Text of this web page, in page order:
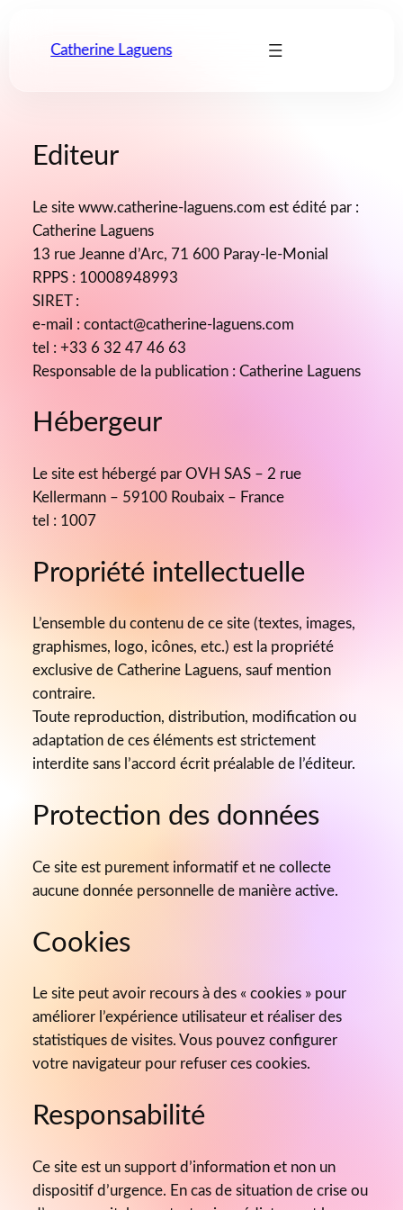
Catherine Laguens
Editeur
Le site www.catherine-laguens.com est édité par
:
Catherine Laguens
13 rue Jeanne d’Arc, 71 600 Paray-le-Monial
RPPS : 10008948993
SIRET :
e-mail : contact@catherine-laguens.com
tel : +33 6 32 47 46 63
Laguens
Hébergeur
Le site est hébergé par OVH SAS – 2 rue
tel : 1007
Propriété intellectuelle
L’ensemble du contenu de ce site (textes, images,
graphismes, logo, icônes, etc.) est la propriété
exclusive de Catherine Laguens, sauf mention
contraire.
Toute reproduction, distribution, modification ou
interdite sans l’accord écrit préalable de l’éditeur.
Protection des données
aucune donnée personnelle de manière active.
Cookies
Le site peut avoir recours à des « cookies » pour
améliorer l’expérience utilisateur et réaliser des
votre navigateur pour refuser ces cookies.
Responsabilité
×